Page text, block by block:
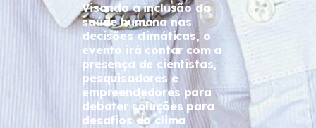
Visando a inclusão da
saúde humana nas
decisões climáticas, o
evento irá contar com a
presença de cientistas,
pesquisadores e
empreendedores para
debater soluções para
desafios do clima